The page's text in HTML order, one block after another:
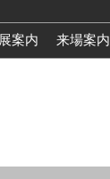
案内
来場案内